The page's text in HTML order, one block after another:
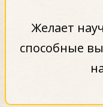
Желает
способные